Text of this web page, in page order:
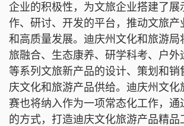
企业的积极性，为文旅企业搭建了展
作、研讨、开发的平台，推动文旅产
和高质量发展。迪庆州文化和旅游局
旅融合、生态康养、研学科考、户外
等系列文旅新产品的设计、策划和销
庆文化和旅游产品供给。迪庆州文化
赛也将纳入作为一项常态化工作，通
的方式，打造迪庆文化旅游产品精品